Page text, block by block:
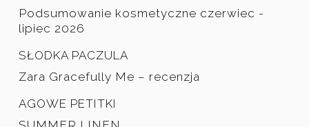
Podsumowanie kosmetyczne czerwiec -
lipiec 2026
SŁODKA PACZULA
Zara Gracefully Me – recenzja
AGOWE PETITKI